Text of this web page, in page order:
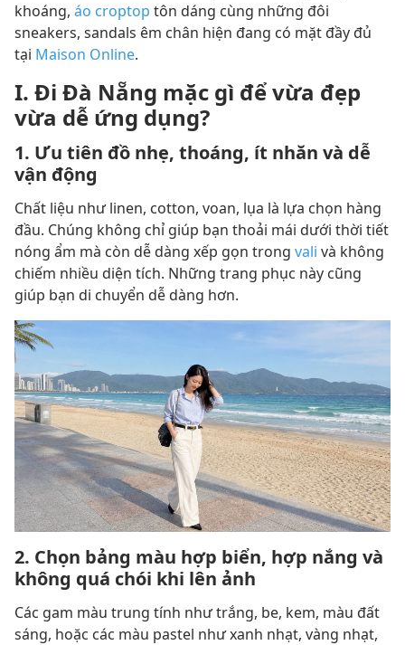
khoáng, áo croptop tôn dáng cùng những đôi
sneakers, sandals êm chân hiện đang có mặt đầy đủ
tại Maison Online.
I. Đi Đà Nẵng mặc gì để vừa đẹp
vừa dễ ứng dụng?
1. Ưu tiên đồ nhẹ, thoáng, ít nhăn và dễ
vận động
Chất liệu như linen, cotton, voan, lụa là lựa chọn hàng
đầu. Chúng không chỉ giúp bạn thoải mái dưới thời tiết
nóng ẩm mà còn dễ dàng xếp gọn trong vali và không
chiếm nhiều diện tích. Những trang phục này cũng
giúp bạn di chuyển dễ dàng hơn.
2. Chọn bảng màu hợp biển, hợp nắng và
không quá chói khi lên ảnh
Các gam màu trung tính như trắng, be, kem, màu đất
sáng, hoặc các màu pastel như xanh nhạt, vàng nhạt,